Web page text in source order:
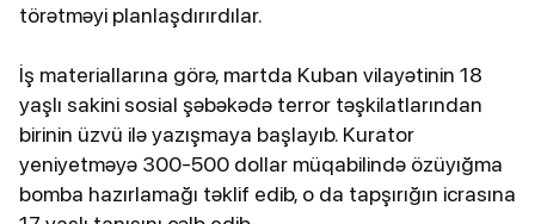
törətməyi planlaşdırırdılar.
İş materiallarına görə, martda Kuban vilayətinin 18
yaşlı sakini sosial şəbəkədə terror təşkilatlarından
birinin üzvü ilə yazışmaya başlayıb. Kurator
yeniyetməyə 300-500 dollar müqabilində özüyığma
bomba hazırlamağı təklif edib, o da tapşırığın icrasına